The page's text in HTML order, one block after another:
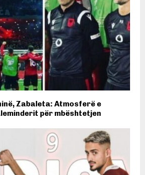
Zabaleta: Atmosferë e
për mbështetjen